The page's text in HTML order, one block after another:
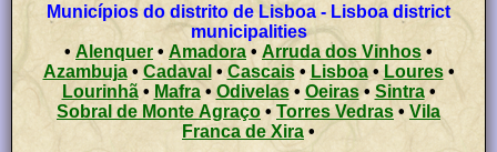
Municípios do distrito de Lisboa - Lisboa district
municipalities
• Alenquer • Amadora • Arruda dos Vinhos •
Azambuja• Cadaval • Cascais• Lisboa•Loures•
Lourinhã• Mafra• Odivelas• Oeiras• Sintra•
Sobral de Monte Agraço• Torres Vedras • Vila
Franca de Xira •